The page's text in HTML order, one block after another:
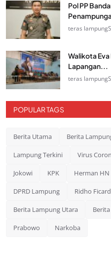
Pol PP
teras lampung
Walikota Eva
Lapangan...
teras lampung
POPULAR TAGS
Berita Utama Berita
Lampung Terkini Virus
Jokowi KPK Herman HN
DPRD Lampung Ridho
Berita Lampung Utara
Prabowo Narkoba